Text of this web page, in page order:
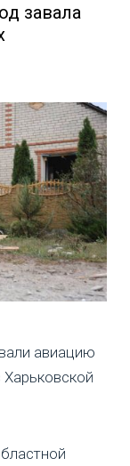
завала
авиацию